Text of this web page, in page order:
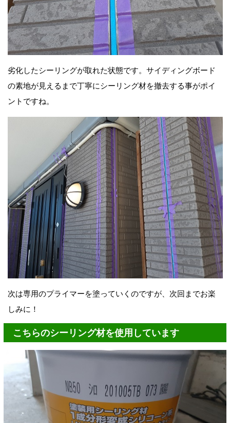
劣化したシーリングが取れた状態です。サイディングボード
の素地が見えるまで丁寧にシーリング材を撤去する事がポイ
ントですね。
次は専用のプライマーを塗っていくのですが、次回までお楽
しみに！
こちらのシーリング材を使用しています